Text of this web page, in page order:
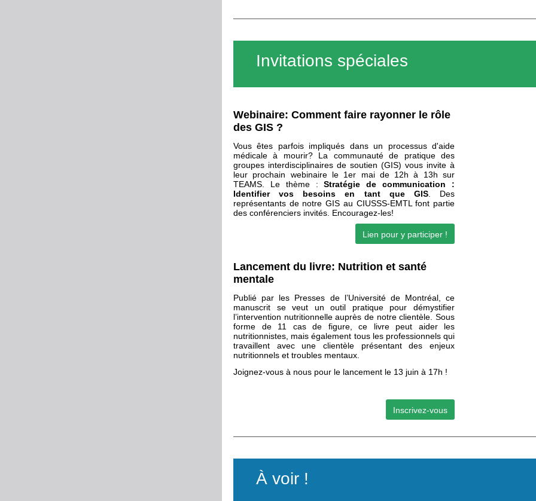
Invitations spéciales
Webinaire: Comment faire rayonner le rôle
des GIS ?
Vous êtes parfois impliqués dans un processus d'aide
médicale à mourir? La communauté de pratique des
groupes interdisciplinaires de soutien (GIS) vous invite à
leur prochain webinaire le 1er mai de 12h à 13h sur
TEAMS. Le thème :Stratégie de communication :
Identifier vos besoins en tant que GIS. Des
représentants de notre GIS au CIUSSS-EMTL font partie
des conférenciers invités. Encouragez-les!
Lien pour y participer !
Lancement du livre: Nutrition et santé
mentale
Publié par les Presses de l’Université de Montréal, ce
manuscrit se veut un outil pratique pour démystifier
l’intervention nutritionnelle auprès de notre clientèle. Sous
forme de 11 cas de figure, ce livre peut aider les
nutritionnistes, mais également tous les professionnels qui
travaillent avec une clientèle présentant des enjeux
nutritionnels et troubles mentaux.
Joignez-vous à nous pour le lancement le 13 juin à 17h !
Inscrivez-vous
À voir !